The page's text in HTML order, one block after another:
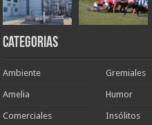
Categorias
Ambiente
Amelia
Comerciales
Gremiales
Humor
Insólitos